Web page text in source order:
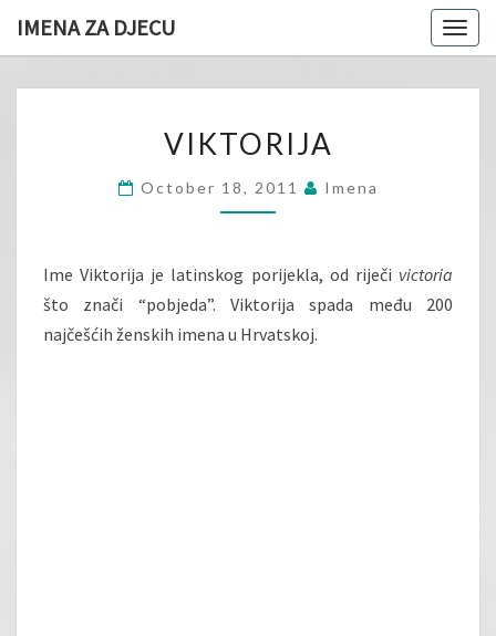
IMENA ZA DJECU
VIKTORIJA
October 18, 2011 Imena
Ime Viktorija je latinskog porijekla, od riječi victoria
što znači “pobjeda”. Viktorija spada među 200
najčešćih ženskih imena u Hrvatskoj.